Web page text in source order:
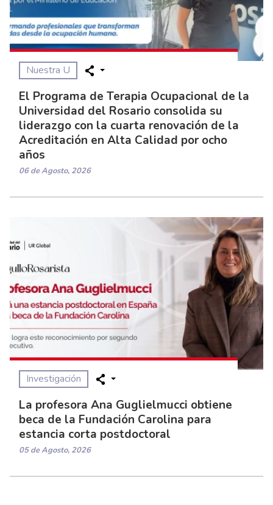
Nuestra U
El Programa de Terapia Ocupacional de la
Universidad del Rosario consolida su
liderazgo con la cuarta renovación de la
Acreditación en Alta Calidad por ocho
años
06 de Agosto, 2026
Investigación
La profesora Ana Guglielmucci obtiene
beca de la Fundación Carolina para
estancia corta postdoctoral
05 de Agosto, 2026